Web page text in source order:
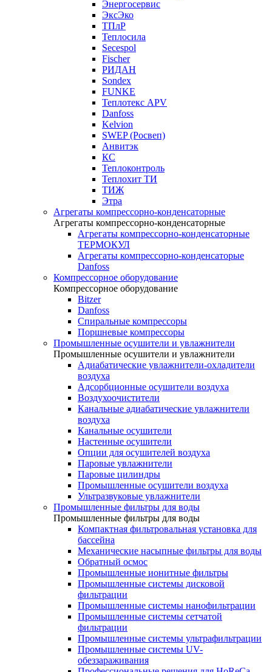
Энергосервис
ЭксЭко
ТПлР
Теплосила
Secespol
Fischer
РИДАН
Sondex
FUNKE
Теплотекс APV
Danfoss
Kelvion
SWEP (Росвеп)
Анвитэк
КС
Теплоконтроль
Теплохит ТИ
ТИЖ
Этра
Агрегаты компрессорно-конденсаторные
Агрегаты компрессорно-конденсаторные
Агрегаты компрессорно-конденсаторные
ТЕРМОКУЛ
Агрегаты компрессорно-конденсаторые
Danfoss
Компрессорное оборудование
Компрессорное оборудование
Bitzer
Danfoss
Спиральные компрессоры
Поршневые компрессоры
Промышленные осушители и увлажнители
Промышленные осушители и увлажнители
Адиабатические увлажнители-охладители
воздуха
Адсорбционные осушители воздуха
Воздухоочистители
Канальные адиабатические увлажнители
воздуха
Канальные осушители
Настенные осушители
Опции для осушителей воздуха
Паровые увлажнители
Паровые цилиндры
Промышленные осушители воздуха
Ультразвуковые увлажнители
Промышленные фильтры для воды
Промышленные фильтры для воды
Компактная фильтровальная установка для
бассейна
Механические насыпные фильтры для воды
Обратный осмос
Промышленные ионитные фильтры
Промышленные системы дисковой
фильтрации
Промышленные системы нанофильтрации
Промышленные системы сетчатой
фильтрации
Промышленные системы ультрафильтрации
Промышленные системы UV-
обеззараживания